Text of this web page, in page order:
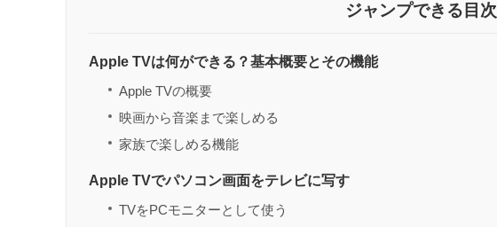
ジャンプできる目次
Apple TVは何ができる？基本概要とその機能
Apple TVの概要
映画から音楽まで楽しめる
家族で楽しめる機能
Apple TVでパソコン画面をテレビに写す
TVをPCモニターとして使う